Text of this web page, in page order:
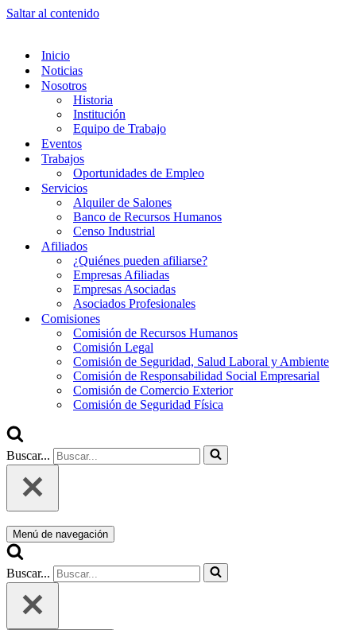
Saltar al contenido
Inicio
Noticias
Nosotros
Historia
Institución
Equipo de Trabajo
Eventos
Trabajos
Oportunidades de Empleo
Servicios
Alquiler de Salones
Banco de Recursos Humanos
Censo Industrial
Afiliados
¿Quiénes pueden afiliarse?
Empresas Afiliadas
Empresas Asociadas
Asociados Profesionales
Comisiones
Comisión de Recursos Humanos
Comisión Legal
Comisión de Seguridad, Salud Laboral y Ambiente
Comisión de Responsabilidad Social Empresarial
Comisión de Comercio Exterior
Comisión de Seguridad Física
Buscar...
Menú de navegación
Buscar...